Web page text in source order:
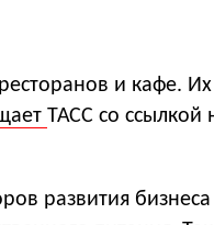
и кафе. Их
ТАСС со ссылкой
развития бизнеса